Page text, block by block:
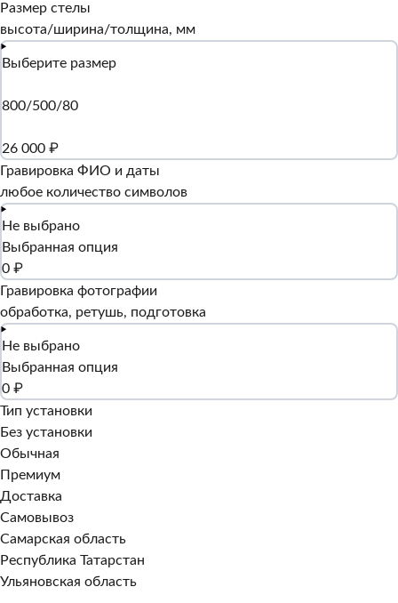
Размер стелы
высота/ширина/толщина, мм
Выберите размер
800/500/80
26 000 ₽
Гравировка ФИО и даты
любое количество символов
Не выбрано
Выбранная опция
0 ₽
Гравировка фотографии
обработка, ретушь, подготовка
Не выбрано
Выбранная опция
0 ₽
Тип установки
Без установки
Обычная
Премиум
Доставка
Самовывоз
Самарская область
Республика Татарстан
Ульяновская область